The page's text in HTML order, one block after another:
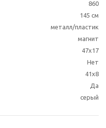
860
145 см
металл/пластик
магнит
47x17
Нет
41x8
Да
серый